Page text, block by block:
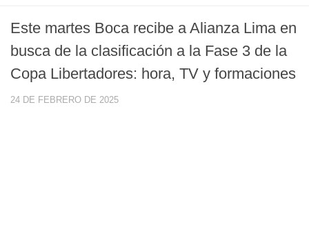
Este martes Boca recibe a Alianza Lima en
busca de la clasificación a la Fase 3 de la
Copa Libertadores: hora, TV y formaciones
24 DE FEBRERO DE 2025